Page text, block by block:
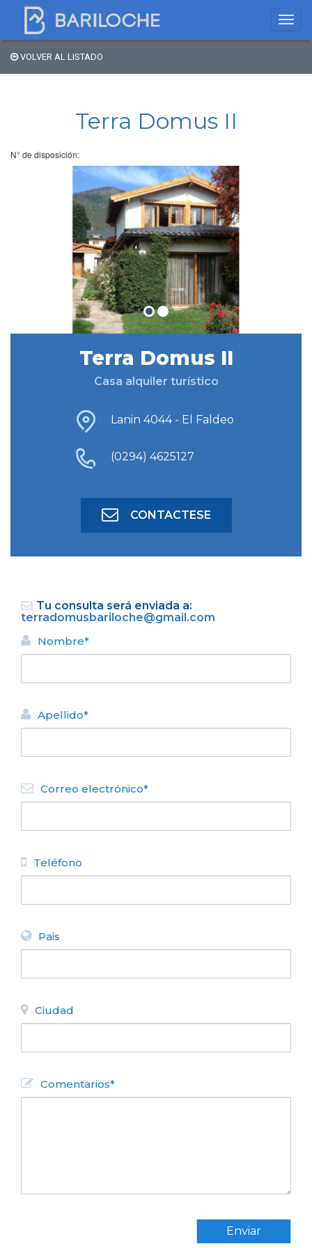
Bariloche
Tipo de alojamiento
BUSCAR ALOJAMIENTO
VOLVER
CASA ALQUILER TURÍSTICO
N° de disposición:
VOLVER AL LISTADO
Terra Domus II
N° de disposición:
Terra Domus II
Casa alquiler turístico
Lanin 4044 - El Faldeo
(0294) 4625127
CONTACTESE
Tu consulta será enviada a:
terradomusbariloche@gmail.com
Nombre*
Apellido*
Correo electrónico*
Teléfono
Pais
Ciudad
Comentarios*
Enviar